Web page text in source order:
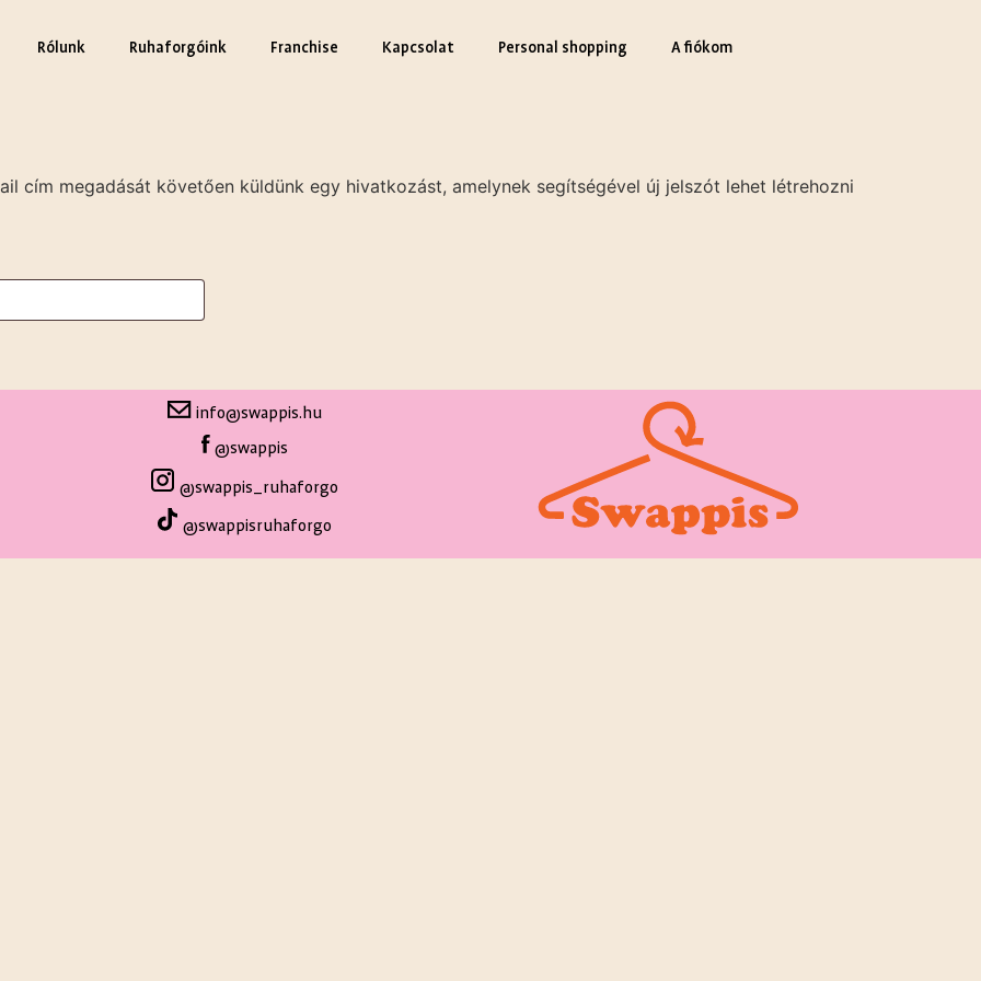
Rólunk Ruhaforgóink Franchise Kapcsolat Personal shopping A fiókom
cím megadását követően küldünk egy hivatkozást, amelynek segítségével új jelszót lehet létrehozni
info@swappis.hu
@swappis
@swappis_ruhaforgo
@swappisruhaforgo